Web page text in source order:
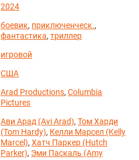
2024
боевик, приключенческ.,
фантастика,триллер
игровой
США
Arad Productions,Columbia
Pictures
Ави Арад (Avi Arad),Том Харди
(Tom Hardy), Келли Марсел (Kelly
Marcel),Хатч Паркер (Hutch
Parker), Эми Паскаль (Amy